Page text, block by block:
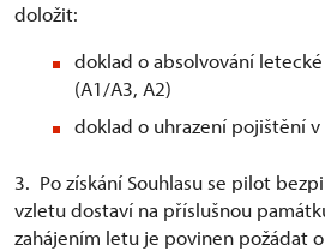
doložit:
doklad o absolvování
(A1/A3, A2)
doklad o uhrazení pojištění
3. Po získání Souhlasu se pilot
vzletu dostaví na příslušnou
zahájením letu je povinen požádat